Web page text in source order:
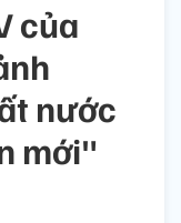
của
nước
mới"